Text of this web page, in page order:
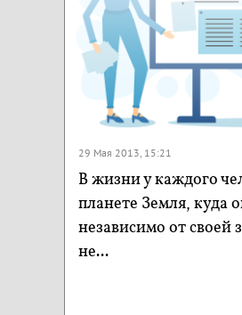
29 Мая 2013, 15:21
В жизни у каждого
планете Земля, куда
независимо от своей
не...